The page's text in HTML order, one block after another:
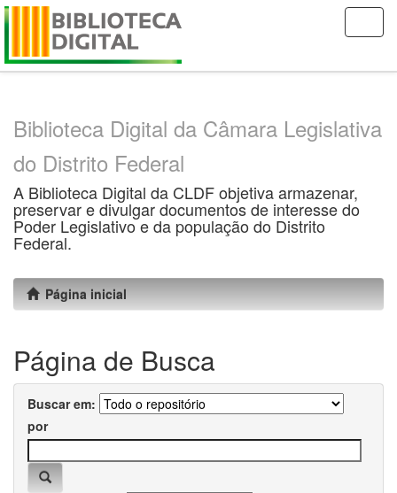
Skip
Biblioteca Digital da Câmara Legislativa
do Distrito Federal
A Biblioteca Digital da CLDF objetiva armazenar,
preservar e divulgar documentos de interesse do
Poder Legislativo e da população do Distrito
Federal.
Página inicial
Página de Busca
Buscar em:
por